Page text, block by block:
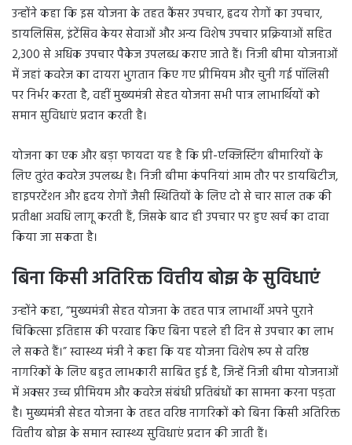
उन्होंने कहा कि इस योजना के तहत कैंसर उपचार, हृदय रोगों का उपचार,
डायलिसिस, इंटेंसिव केयर सेवाओं और अन्य विशेष उपचार प्रक्रियाओं सहित
2,300 से अधिक उपचार पैकेज उपलब्ध कराए जाते हैं। निजी बीमा योजनाओं
में जहां कवरेज का दायरा भुगतान किए गए प्रीमियम और चुनी गई पॉलिसी
पर निर्भर करता है, वहीं मुख्यमंत्री सेहत योजना सभी पात्र लाभार्थियों को
समान सुविधाएं प्रदान करती है।
योजना का एक और बड़ा फायदा यह है कि प्री-एक्जिस्टिंग बीमारियों के
लिए तुरंत कवरेज उपलब्ध है। निजी बीमा कंपनियां आम तौर पर डायबिटीज,
हाइपरटेंशन और हृदय रोगों जैसी स्थितियों के लिए दो से चार साल तक की
प्रतीक्षा अवधि लागू करती हैं, जिसके बाद ही उपचार पर हुए खर्च का दावा
किया जा सकता है।
बिना किसी अतिरिक्त वित्तीय बोझ के सुविधाएं
उन्होंने कहा, “मुख्यमंत्री सेहत योजना के तहत पात्र लाभार्थी अपने पुराने
चिकित्सा इतिहास की परवाह किए बिना पहले ही दिन से उपचार का लाभ
ले सकते हैं।” स्वास्थ्य मंत्री ने कहा कि यह योजना विशेष रूप से वरिष्ठ
नागरिकों के लिए बहुत लाभकारी साबित हुई है, जिन्हें निजी बीमा योजनाओं
में अक्सर उच्च प्रीमियम और कवरेज संबंधी प्रतिबंधों का सामना करना पड़ता
है। मुख्यमंत्री सेहत योजना के तहत वरिष्ठ नागरिकों को बिना किसी अतिरिक्त
वित्तीय बोझ के समान स्वास्थ्य सुविधाएं प्रदान की जाती हैं।